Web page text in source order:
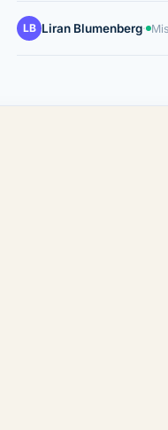
LB Liran Blumenberg·